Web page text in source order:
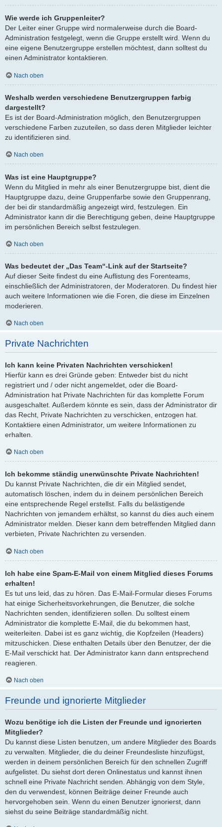
Wie werde ich Gruppenleiter?
Der Leiter einer Gruppe wird normalerweise durch die Board-
Administration festgelegt, wenn die Gruppe erstellt wird. Wenn du
eine eigene Benutzergruppe erstellen möchtest, dann solltest du
einen Administrator kontaktieren.
Nach oben
Weshalb werden verschiedene Benutzergruppen farbig
dargestellt?
Es ist der Board-Administration möglich, den Benutzergruppen
verschiedene Farben zuzuteilen, so dass deren Mitglieder leichter
zu identifizieren sind.
Nach oben
Was ist eine Hauptgruppe?
Wenn du Mitglied in mehr als einer Benutzergruppe bist, dient die
Hauptgruppe dazu, deine Gruppenfarbe sowie den Gruppenrang,
der bei dir standardmäßig angezeigt wird, festzulegen. Ein
Administrator kann dir die Berechtigung geben, deine Hauptgruppe
im persönlichen Bereich selbst festzulegen.
Nach oben
Was bedeutet der „Das Team“-Link auf der Startseite?
Auf dieser Seite findest du eine Auflistung des Forenteams,
einschließlich der Administratoren, der Moderatoren. Du findest hier
auch weitere Informationen wie die Foren, die diese im Einzelnen
moderieren.
Nach oben
Private Nachrichten
Ich kann keine Privaten Nachrichten verschicken!
Hierfür kann es drei Gründe geben: Entweder bist du nicht
registriert und / oder nicht angemeldet, oder die Board-
Administration hat Private Nachrichten für das komplette Forum
ausgeschaltet. Außerdem könnte es sein, dass der Administrator dir
das Recht, Private Nachrichten zu verschicken, entzogen hat.
Kontaktiere einen Administrator, um weitere Informationen zu
erhalten.
Nach oben
Ich bekomme ständig unerwünschte Private Nachrichten!
Du kannst Private Nachrichten, die dir ein Mitglied sendet,
automatisch löschen, indem du in deinem persönlichen Bereich
eine entsprechende Regel erstellst. Falls du belästigende
Nachrichten von jemandem erhältst, so kannst du dies auch einem
Administrator melden. Dieser kann dem betreffenden Mitglied dann
verbieten, Private Nachrichten zu versenden.
Nach oben
Ich habe eine Spam-E-Mail von einem Mitglied dieses Forums
erhalten!
Es tut uns leid, das zu hören. Das E-Mail-Formular dieses Forums
hat einige Sicherheitsvorkehrungen, die Benutzer, die solche
Nachrichten senden, identifizieren sollen. Du solltest einem
Administrator die komplette E-Mail, die du bekommen hast,
weiterleiten. Dabei ist es ganz wichtig, die Kopfzeilen (Headers)
mitzuschicken. Diese enthalten Details über den Benutzer, der die
E-Mail verschickt hat. Der Administrator kann dann entsprechend
reagieren.
Nach oben
Freunde und ignorierte Mitglieder
Wozu benötige ich die Listen der Freunde und ignorierten
Mitglieder?
Du kannst diese Listen benutzen, um andere Mitglieder des Boards
zu verwalten. Mitglieder, die du deiner Freundesliste hinzufügst,
werden in deinem persönlichen Bereich für den schnellen Zugriff
aufgelistet. Du siehst dort deren Onlinestatus und kannst ihnen
schnell eine Private Nachricht senden. Abhängig von dem Style,
den du verwendest, können Beiträge deiner Freunde auch
hervorgehoben sein. Wenn du einen Benutzer ignorierst, dann
siehst du seine Beiträge standardmäßig nicht.